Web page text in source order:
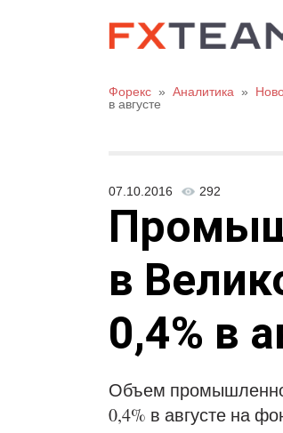
Форекс » Аналитика »
в августе
07.10.2016 292
в
0,4% в
Объем
0,4% в августе на